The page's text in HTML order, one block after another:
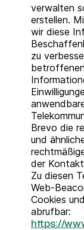
verwalten
erstellen.
wir diese
zu
Brevo die
und
der
Zu diesen
Web-
Cookies
abrufbar:
https://